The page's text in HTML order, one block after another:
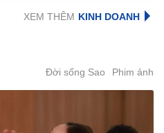
XEM THÊM
Đời sống Sao Phim ảnh